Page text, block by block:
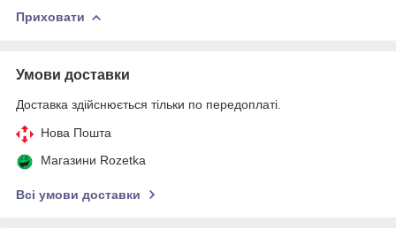
Приховати
Умови доставки
Доставка здійснюється тільки по передоплаті.
Нова Пошта
Магазини Rozetka
Всі умови доставки